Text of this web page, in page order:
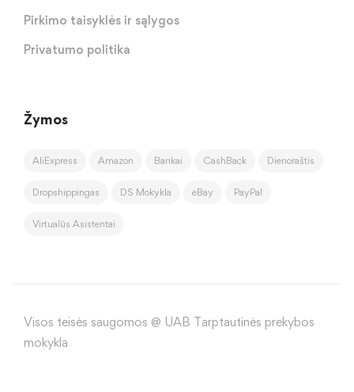
Pirkimo taisyklės ir sąlygos
Privatumo politika
Žymos
AliExpress Amazon Bankai CashBack Dienoraštis
Dropshippingas DS Mokykla eBay PayPal
Virtualūs Asistentai
Visos teisės saugomos @ UAB Tarptautinės prekybos
mokykla